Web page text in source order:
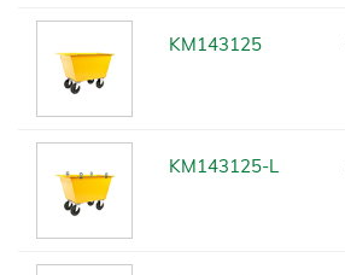
KM143125
KM143125-L